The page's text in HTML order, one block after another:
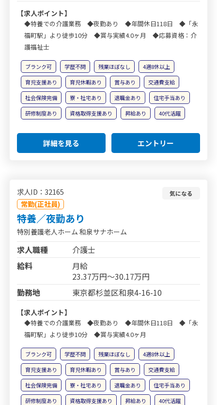
【求人ポイント】
◆特養での介護業務 ◆夜勤あり ◆年間休日118日 ◆「永
福町駅」より徒歩10分 ◆賞与実績4.0ヶ月 ◆応募資格：介
護福祉士
ブランク可 学歴不問 残業ほぼなし
4週8休以上
育児支援あり
育児休暇あり 賞与あり
交通費支給
社会保険完備
寮・社宅あり 退職金あり
住宅手当あり
研修制度あり
資格取得支援あり 昇給あり 40代活躍
詳細を見る エントリー
求人ID：32165
常勤(正社員)
気になる
特養／夜勤あり
特別養護老人ホーム 和泉サナホーム
求人職種
介護士
給料
月給
23.37万円～30.17万円
勤務地
東京都杉並区和泉4-16-10
【求人ポイント】
◆特養での介護業務 ◆夜勤あり ◆年間休日118日 ◆「永
福町駅」より徒歩10分 ◆賞与実績4.0ヶ月
ブランク可 学歴不問 残業ほぼなし
4週8休以上
育児支援あり
育児休暇あり 賞与あり
交通費支給
社会保険完備
寮・社宅あり 退職金あり
住宅手当あり
研修制度あり
資格取得支援あり 昇給あり 40代活躍